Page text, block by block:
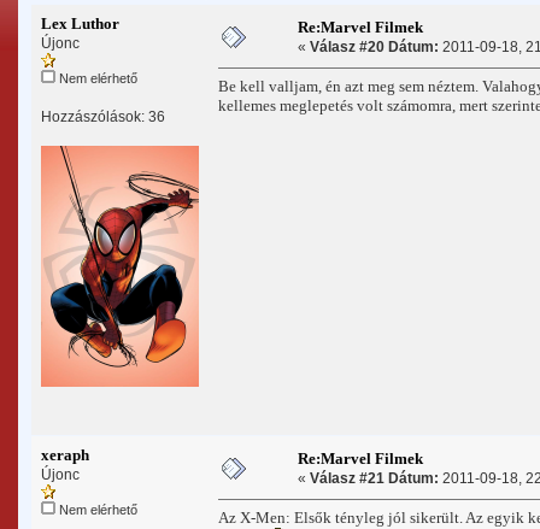
Lex Luthor
Újonc
Nem elérhető
Hozzászólások: 36
Re:Marvel Filmek
« Válasz #20 Dátum: 2011-09-18,
Be kell valljam, én azt meg sem néztem.
kellemes meglepetés volt számomra, mert
xeraph
Újonc
Nem elérhető
Re:Marvel Filmek
« Válasz #21 Dátum: 2011-09-18,
Az X-Men: Elsők tényleg jól sikerült. Az egyik